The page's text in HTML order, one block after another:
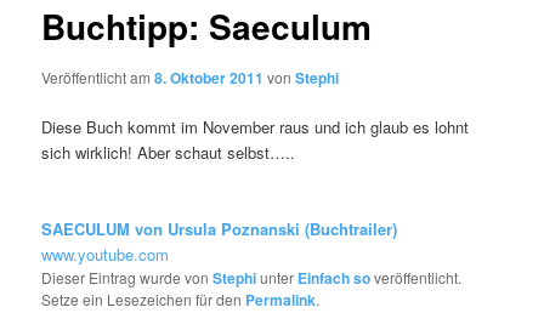
Buchtipp: Saeculum
Veröffentlicht am8. Oktober 2011 vonStephi
Diese Buch kommt im November raus und ich glaub es lohnt
sich wirklich! Aber schaut selbst…..
SAECULUM von Ursula Poznanski (Buchtrailer)
www.youtube.com
Dieser Eintrag wurde vonStephiunter Einfach soveröffentlicht.
Setze ein Lesezeichen für den Permalink.